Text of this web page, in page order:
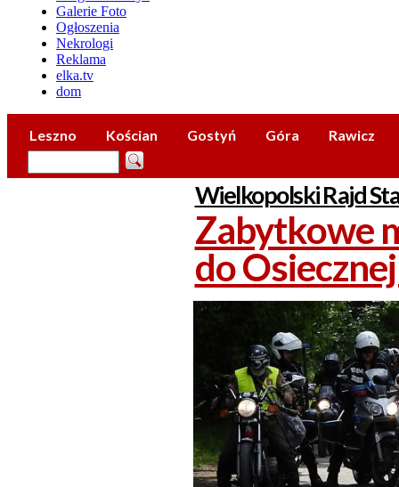
Galerie Foto
Ogłoszenia
Nekrologi
Reklama
elka.tv
dom
Leszno Kościan Gostyń Góra Rawicz
Wielkopolski Rajd
Zabytkowe
do